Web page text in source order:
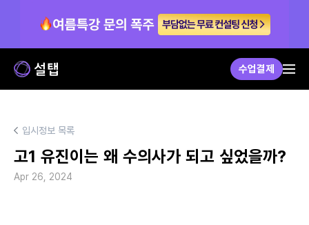
수업결제
입시정보 목록
고1 유진이는 왜 수의사가 되고 싶었을까?
Apr 26, 2024